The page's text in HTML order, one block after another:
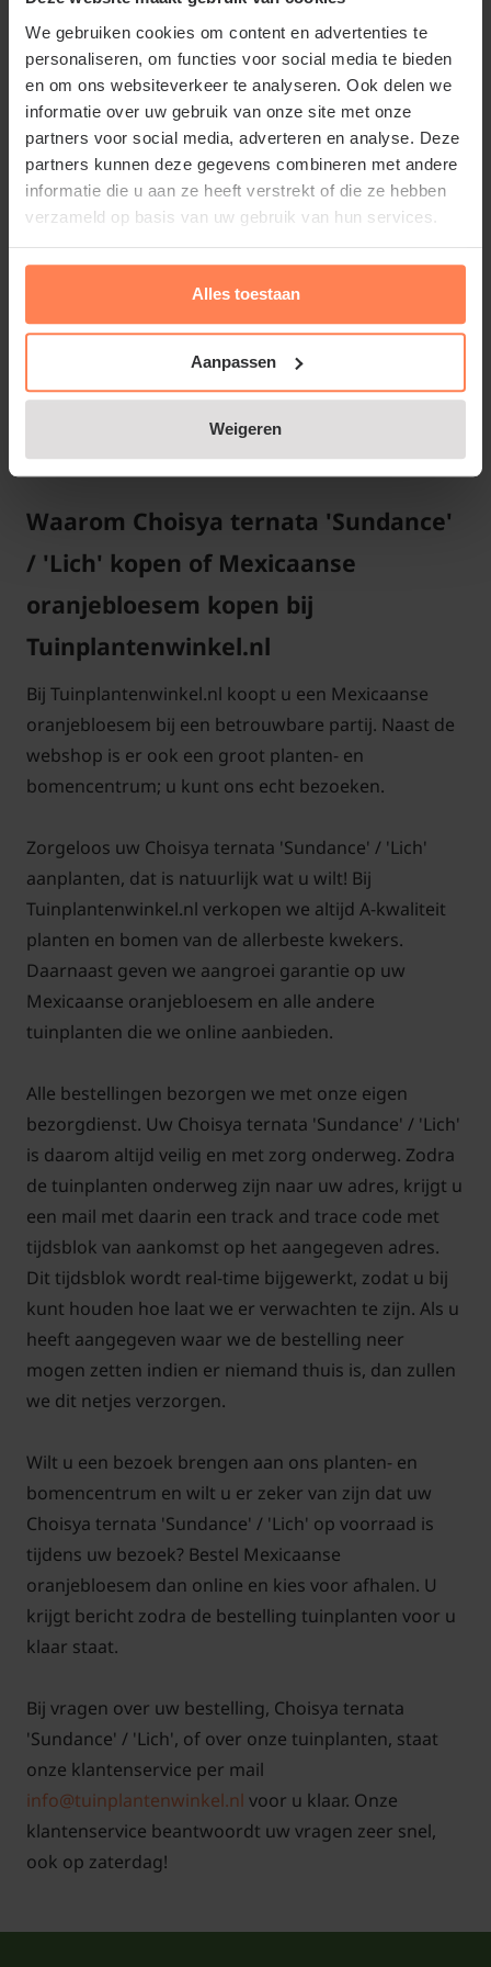
We gebruiken cookies om content en advertenties te
personaliseren, om functies voor social media te bieden
en om ons websiteverkeer te analyseren. Ook delen we
informatie over uw gebruik van onze site met onze
partners voor social media, adverteren en analyse. Deze
partners kunnen deze gegevens combineren met andere
informatie die u aan ze heeft verstrekt of die ze hebben
verzameld op basis van uw gebruik van hun services.
Alles toestaan
Aanpassen
Weigeren
Mexicaanse Oranjebloesem.
Standplaats Choisya ternata
'Sundance' / 'Lich'
Zet deze tuinplant op een beschutte, warme
standplaats liefst in de zon in een voedselrijke, licht
vochtige bodem en stelt weinig eisen aan de
snoeien en onderhouden
De Choisya is erg goed te snoeien. Dit kan na de
tuinplant tegen strenge vorst met bijvoorbeeld
noppenfolie. Knip na de winter alle oude en
afgestorven takken helemaal weg.
Lees meer
Waarom Choisya ternata 'Sundance'
/ 'Lich' kopen of Mexicaanse
oranjebloesem kopen bij
Tuinplantenwinkel.nl
Bij Tuinplantenwinkel.nl koopt u een Mexicaanse
oranjebloesem bij een betrouwbare partij. Naast de
webshop is er ook een groot planten- en
bomencentrum; u kunt ons echt bezoeken.
Zorgeloos uw Choisya ternata 'Sundance' / 'Lich'
aanplanten, dat is natuurlijk wat u wilt! Bij
Tuinplantenwinkel.nl verkopen we altijd A-kwaliteit
planten en bomen van de allerbeste kwekers.
Daarnaast geven we aangroei garantie op uw
Mexicaanse oranjebloesem en alle andere
tuinplanten die we online aanbieden.
Alle bestellingen bezorgen we met onze eigen
bezorgdienst. Uw Choisya ternata 'Sundance' / 'Lich'
is daarom altijd veilig en met zorg onderweg. Zodra
de tuinplanten onderweg zijn naar uw adres, krijgt u
een mail met daarin een track and trace code met
tijdsblok van aankomst op het aangegeven adres.
Dit tijdsblok wordt real-time bijgewerkt, zodat u bij
kunt houden hoe laat we er verwachten te zijn. Als u
heeft aangegeven waar we de bestelling neer
mogen zetten indien er niemand thuis is, dan zullen
we dit netjes verzorgen.
Wilt u een bezoek brengen aan ons planten- en
bomencentrum en wilt u er zeker van zijn dat uw
Choisya ternata 'Sundance' / 'Lich' op voorraad is
tijdens uw bezoek? Bestel Mexicaanse
oranjebloesem dan online en kies voor afhalen. U
krijgt bericht zodra de bestelling tuinplanten voor u
klaar staat.
Bij vragen over uw bestelling, Choisya ternata
'Sundance' / 'Lich', of over onze tuinplanten, staat
onze klantenservice per mail
info@tuinplantenwinkel.nl voor u klaar. Onze
klantenservice beantwoordt uw vragen zeer snel,
ook op zaterdag!